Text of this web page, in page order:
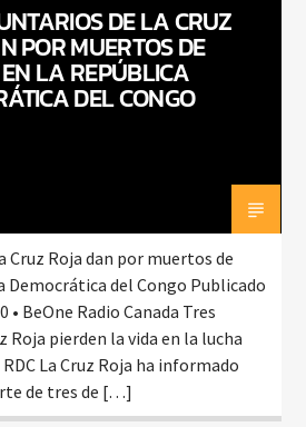
DE LA CRUZ
POR MUERTOS DE
LA REPÚBLICA
DEL CONGO
Cruz Roja dan por muertos de
Democrática del Congo Publicado
• BeOne Radio Canada Tres
Roja pierden la vida en la lucha
La Cruz Roja ha informado
de tres de […]